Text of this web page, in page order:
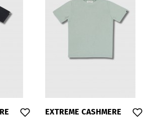
EXTREME CASHMERE